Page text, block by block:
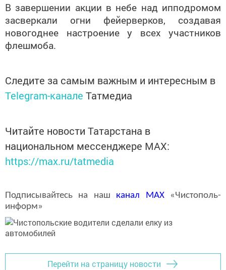
В завершении акции в небе над ипподромом
засверкали огни фейерверков, создавая
новогоднее настроение у всех участников
флешмоба.
Следите за самым важным и интересным в
Telegram-канале Татмедиа
Читайте новости Татарстана в
национальном мессенджере MАХ:
https://max.ru/tatmedia
Подписывайтесь на наш канал MAX«Чистополь-
информ»
Перейти на страницу новости